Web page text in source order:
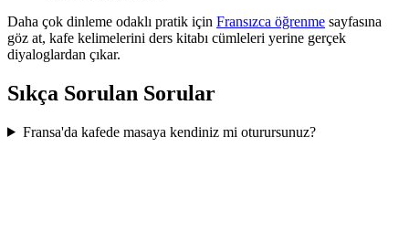
Daha çok dinleme odaklı pratik için Fransızca öğrenme sayfasına
göz at, kafe kelimelerini ders kitabı cümleleri yerine gerçek
diyaloglardan çıkar.
Sıkça Sorulan Sorular
Fransa'da kafede masaya kendiniz mi oturursunuz?